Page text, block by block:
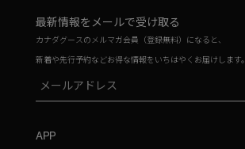
最新情報をメールで受け取る
カナダグースのメルマガ会員（登録無料）になると、
新着や先行予約などお得な情報をいちはやくお届けします。
APP